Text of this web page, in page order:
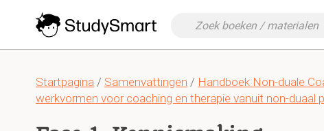
Startpagina / Samenvattingen / Handboek Non-duale
werkvormen voor coaching en therapie vanuit non-duaal